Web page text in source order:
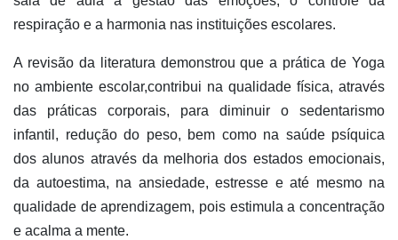
respiração e a harmonia nas instituições escolares.
A revisão da literatura demonstrou que a prática de Yoga
no ambiente escolar,contribui na qualidade física, através
das práticas corporais, para diminuir o sedentarismo
infantil, redução do peso, bem como na saúde psíquica
dos alunos através da melhoria dos estados emocionais,
da autoestima, na ansiedade, estresse e até mesmo na
qualidade de aprendizagem, pois estimula a concentração
e acalma a mente.